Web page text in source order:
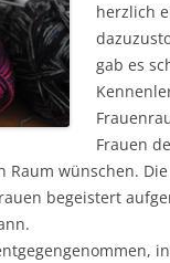
herzlich
gab es
Frauen
Raum wünschen.
begeistert